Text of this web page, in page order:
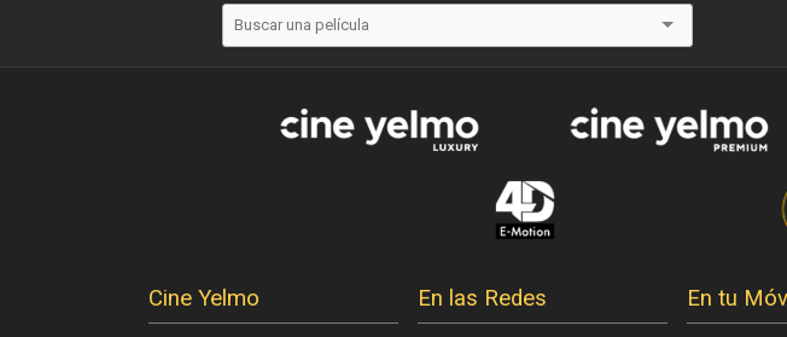
Cine Yelmo En las Redes En tu